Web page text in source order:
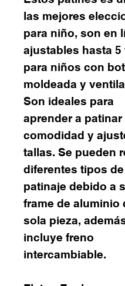
las mejores
para niño, son en
ajustables hasta 5
para niños con
moldeada y
Son ideales para
aprender a
comodidad y
tallas. Se pueden
diferentes tipos de
patinaje debido a
frame de aluminio
sola pieza,
incluye freno
intercambiable.